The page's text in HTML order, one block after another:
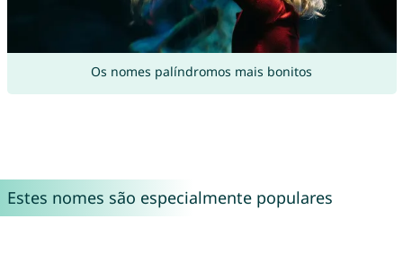
Os nomes palíndromos mais bonitos
Estes nomes são especialmente populares